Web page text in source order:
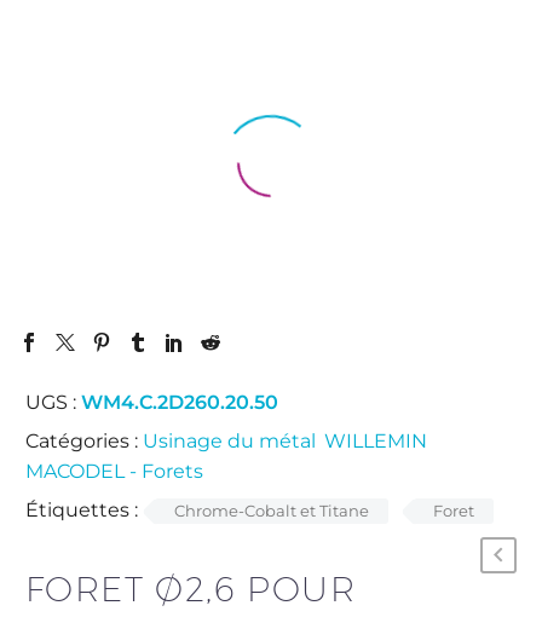
UGS : WM4.C.2D260.20.50
Catégories : Usinage du métal WILLEMIN
MACODEL - Forets
Étiquettes :
Chrome-Cobalt et Titane Foret
FORET Ø2,6 POUR